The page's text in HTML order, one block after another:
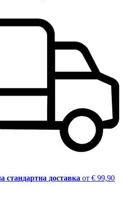
стандартна доставка от € 99,90